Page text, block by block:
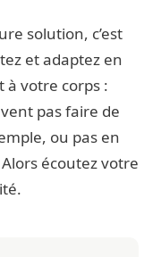
solution, c’est
et adaptez en
à votre corps :
pas faire de
ou pas en
écoutez votre